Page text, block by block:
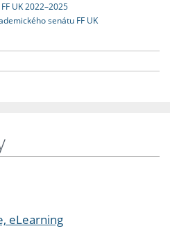
UK 2022–2025
senátu FF UK
eLearning